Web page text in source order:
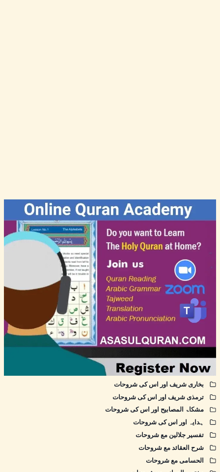
بخاری شریف اور اس کی شروحات
ترمذی شریف اور اس کی شروحات
مشکاۃ المصابیح اور اس کی شروحات
ہدایہ اور اس کی شروحات
تفسیر جلالین مع شروحات
شرح العقائد مع شروحات
الحسامی مع شروحات